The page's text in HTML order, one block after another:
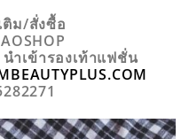
ติม/สั่งซื้อ
นำเข้ารองเท้าแฟชั่น